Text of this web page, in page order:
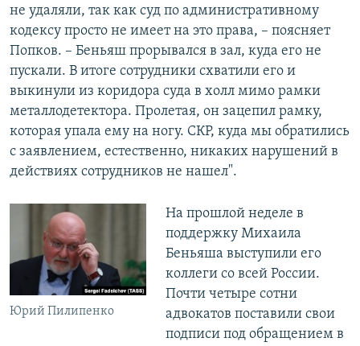
не удаляли, так как суд по административному
кодексу просто не имеет на это права, – поясняет
Попков. – Беньяш прорывался в зал, куда его не
пускали. В итоге сотрудники схватили его и
выкинули из коридора суда в холл мимо рамки
металлодетектора. Пролетая, он зацепил рамку,
которая упала ему на ногу. СКР, куда мы обратились
с заявлением, естественно, никаких нарушений в
действиях сотрудников не нашел".
Юрий Пилипенко
​На прошлой неделе в
поддержку Михаила
Беньяша выступили его
коллеги со всей России.
Почти четыре сотни
адвокатов поставили свои
подписи под обращением в